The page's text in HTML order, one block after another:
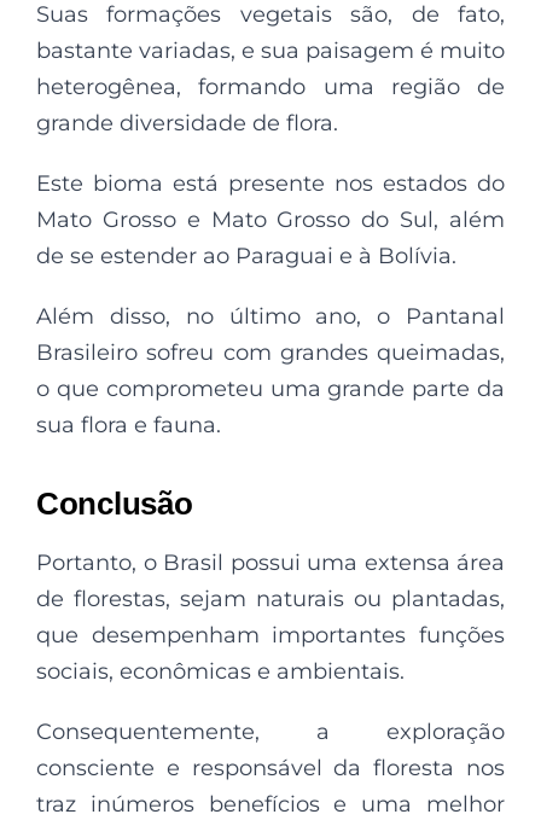
Suas formações vegetais são, de fato,
bastante variadas, e sua paisagem é muito
heterogênea, formando uma região de
grande diversidade de flora.
Este bioma está presente nos estados do
Mato Grosso e Mato Grosso do Sul, além
de se estender ao Paraguai e à Bolívia.
Além disso, no último ano, o Pantanal
Brasileiro sofreu com grandes queimadas,
o que comprometeu uma grande parte da
sua flora e fauna.
Conclusão
Portanto, o Brasil possui uma extensa área
de florestas, sejam naturais ou plantadas,
que desempenham importantes funções
sociais, econômicas e ambientais.
Consequentemente, a exploração
consciente e responsável da floresta nos
traz inúmeros benefícios e uma melhor